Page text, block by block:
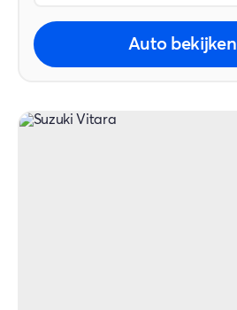
Auto bekijken